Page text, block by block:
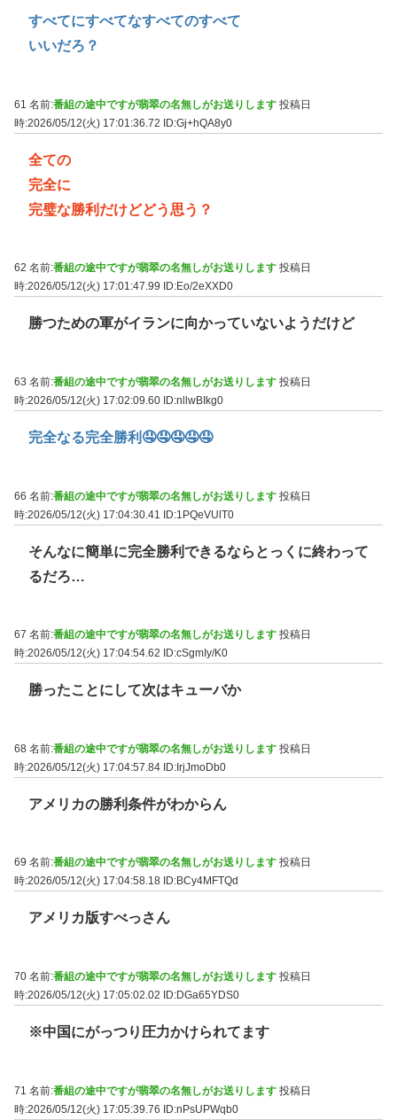
すべてにすべてなすべてのすべて
いいだろ？
61 名前:番組の途中ですが翡翠の名無しがお送りします 投稿日
時:2026/05/12(火) 17:01:36.72 ID:Gj+hQA8y0
全ての
完全に
完璧な勝利だけどどう思う？
62 名前:番組の途中ですが翡翠の名無しがお送りします 投稿日
時:2026/05/12(火) 17:01:47.99
ID:Eo/2eXXD0
勝つための軍がイランに向かっていないようだけど
63 名前:番組の途中ですが翡翠の名無しがお送りします 投稿日
時:2026/05/12(火) 17:02:09.60 ID:nllwBIkg0
完全なる完全勝利🤤🤤🤤🤤🤤
66 名前:番組の途中ですが翡翠の名無しがお送りします 投稿日
時:2026/05/12(火) 17:04:30.41 ID:1PQeVUlT0
そんなに簡単に完全勝利できるならとっくに終わって
るだろ…
67 名前:番組の途中ですが翡翠の名無しがお送りします 投稿日
時:2026/05/12(火) 17:04:54.62
ID:cSgmIy/K0
勝ったことにして次はキューバか
68 名前:番組の途中ですが翡翠の名無しがお送りします 投稿日
時:2026/05/12(火) 17:04:57.84 ID:IrjJmoDb0
アメリカの勝利条件がわからん
69 名前:番組の途中ですが翡翠の名無しがお送りします 投稿日
時:2026/05/12(火) 17:04:58.18 ID:BCy4MFTQd
アメリカ版すべっさん
70 名前:番組の途中ですが翡翠の名無しがお送りします 投稿日
時:2026/05/12(火) 17:05:02.02
ID:DGa65YDS0
※中国にがっつり圧力かけられてます
71 名前:番組の途中ですが翡翠の名無しがお送りします 投稿日
時:2026/05/12(火) 17:05:39.76 ID:nPsUPWqb0